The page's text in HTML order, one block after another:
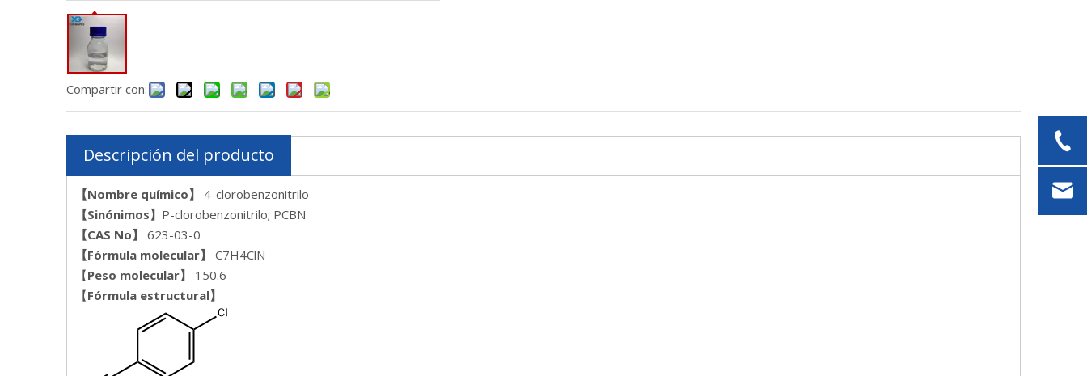
Compartir con:
Descripción del producto
【Nombre químico】
4-clorobenzonitrilo
【Sinónimos】 P-clorobenzonitrilo; PCBN
【CAS No】
623-03-0
【Fórmula molecular】
C7H4ClN
【Peso molecular】
150.6
【Fórmula estructural】